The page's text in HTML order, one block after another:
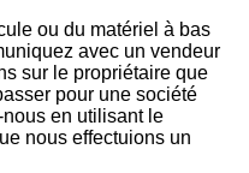
ou du matériel à bas
avec un vendeur
sur le propriétaire que
pour une société
en utilisant le
nous effectuions un